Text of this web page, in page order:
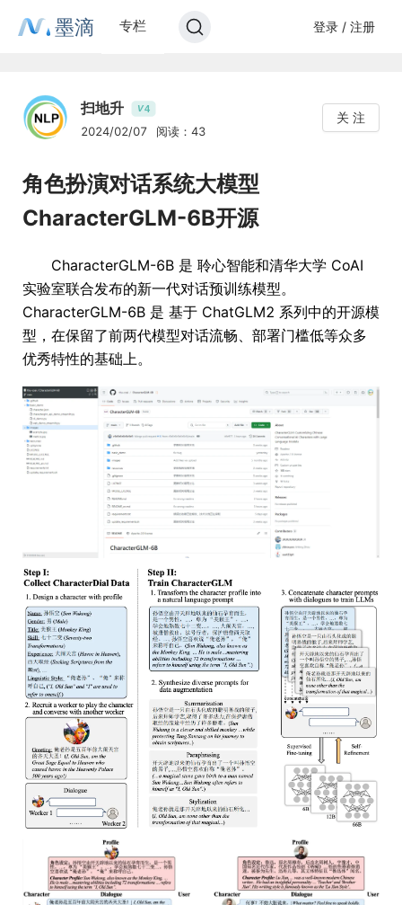
墨滴 专栏 登录 / 注册
扫地升 V4
2024/02/07 阅读：43
关 注
角色扮演对话系统大模型
CharacterGLM-6B开源
CharacterGLM-6B 是 聆心智能和清华大学 CoAI
实验室联合发布的新一代对话预训练模型。
CharacterGLM-6B 是 基于 ChatGLM2 系列中的开源模
型，在保留了前两代模型对话流畅、部署门槛低等众多
优秀特性的基础上。